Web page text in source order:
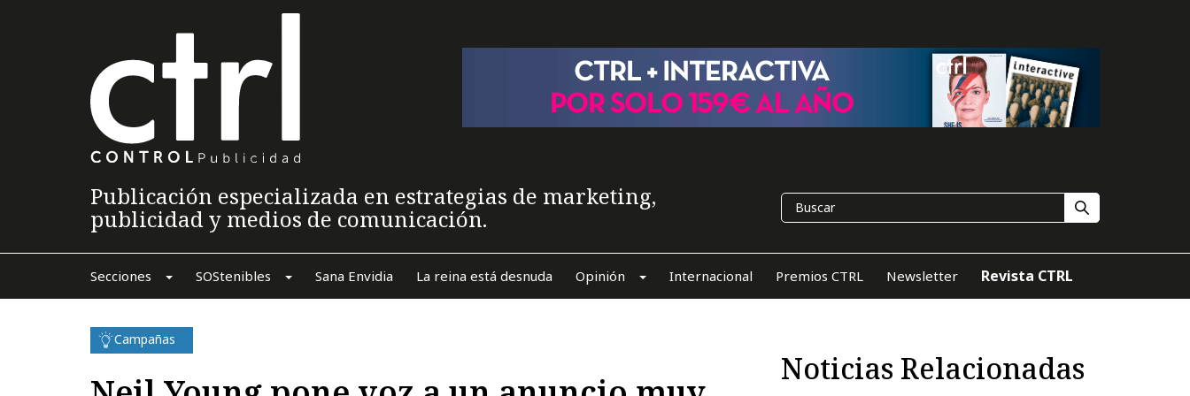
Publicación especializada en estrategias de marketing,
publicidad y medios de comunicación.
Secciones SOStenibles Sana Envidia La reina está desnuda Opinión Internacional Premios CTRL Newsletter Revista CTRL
Campañas
Noticias Relacionadas